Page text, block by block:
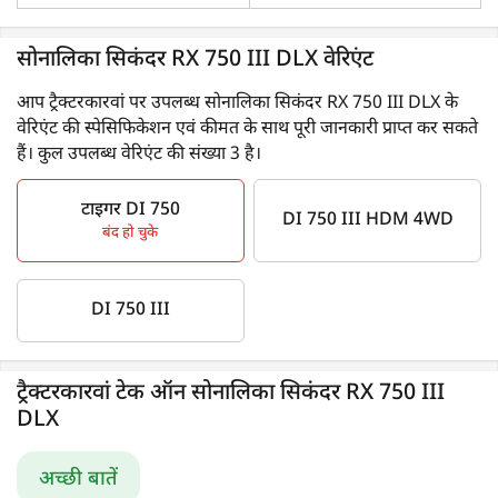
सोनालिका सिकंदर RX 750 III DLX वेरिएंट
आप ट्रैक्टरकारवां पर उपलब्ध सोनालिका सिकंदर RX 750 III DLX के
वेरिएंट की स्पेसिफिकेशन एवं कीमत के साथ पूरी जानकारी प्राप्त कर सकते
हैं। कुल उपलब्ध वेरिएंट की संख्या 3 है।
टाइगर DI 750
बंद हो चुके
DI 750 III HDM 4WD
DI 750 III
ट्रैक्टरकारवां टेक ऑन सोनालिका सिकंदर RX 750 III
DLX
अच्छी बातें